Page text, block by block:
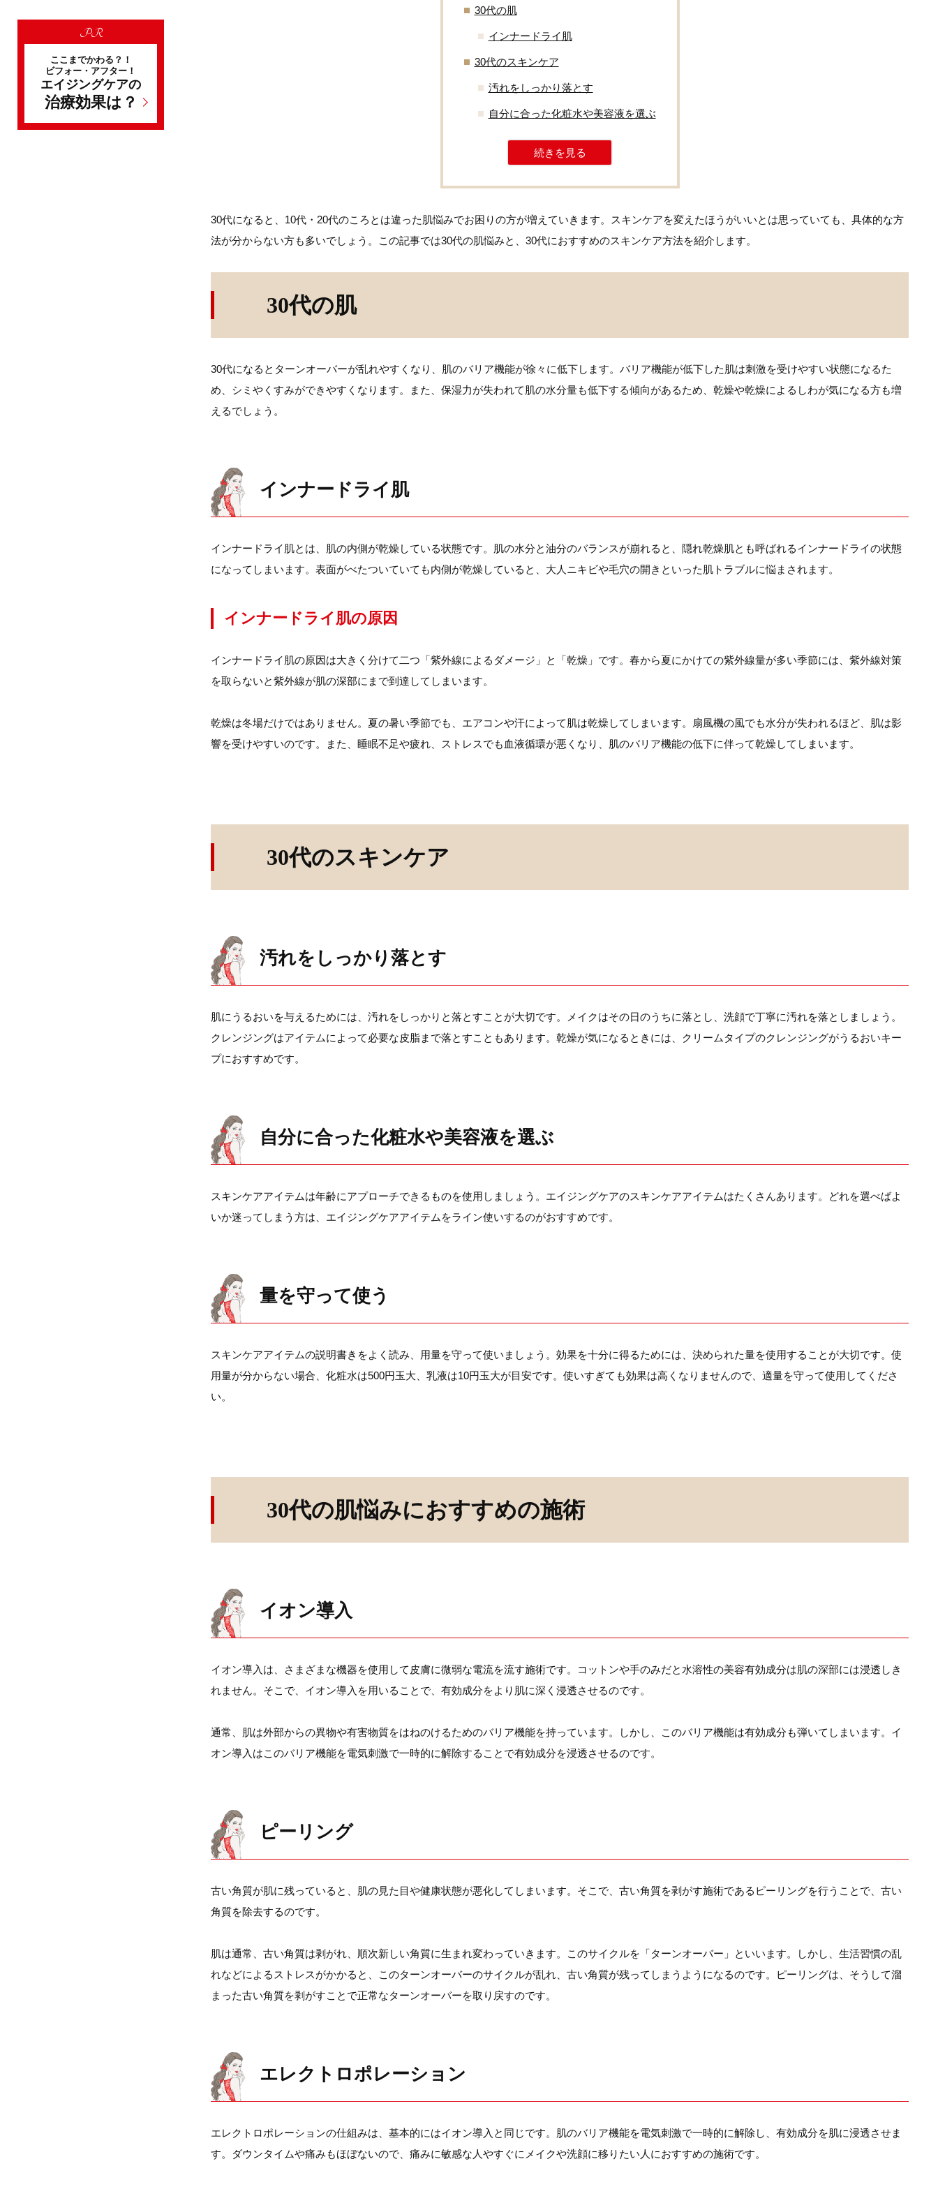
PR
ここまでかわる？！
ビフォー・アフター！
エイジングケアの
治療効果は？
30代の肌
インナードライ肌
30代のスキンケア
汚れをしっかり落とす
自分に合った化粧水や美容液を選ぶ
続きを見る
30代になると、10代・20代のころとは違った肌悩みでお困りの方が増えていきます。スキンケアを変えたほうがいいとは思っていても、具体的な方
法が分からない方も多いでしょう。この記事では30代の肌悩みと、30代におすすめのスキンケア方法を紹介します。
30代の肌
30代になるとターンオーバーが乱れやすくなり、肌のバリア機能が徐々に低下します。バリア機能が低下した肌は刺激を受けやすい状態になるた
め、シミやくすみができやすくなります。また、保湿力が失われて肌の水分量も低下する傾向があるため、乾燥や乾燥によるしわが気になる方も増
えるでしょう。
インナードライ肌
インナードライ肌とは、肌の内側が乾燥している状態です。肌の水分と油分のバランスが崩れると、隠れ乾燥肌とも呼ばれるインナードライの状態
になってしまいます。表面がべたついていても内側が乾燥していると、大人ニキビや毛穴の開きといった肌トラブルに悩まされます。
インナードライ肌の原因
インナードライ肌の原因は大きく分けて二つ「紫外線によるダメージ」と「乾燥」です。春から夏にかけての紫外線量が多い季節には、紫外線対策
を取らないと紫外線が肌の深部にまで到達してしまいます。
乾燥は冬場だけではありません。夏の暑い季節でも、エアコンや汗によって肌は乾燥してしまいます。扇風機の風でも水分が失われるほど、肌は影
響を受けやすいのです。また、睡眠不足や疲れ、ストレスでも血液循環が悪くなり、肌のバリア機能の低下に伴って乾燥してしまいます。
30代のスキンケア
汚れをしっかり落とす
肌にうるおいを与えるためには、汚れをしっかりと落とすことが大切です。メイクはその日のうちに落とし、洗顔で丁寧に汚れを落としましょう。
クレンジングはアイテムによって必要な皮脂まで落とすこともあります。乾燥が気になるときには、クリームタイプのクレンジングがうるおいキー
プにおすすめです。
自分に合った化粧水や美容液を選ぶ
スキンケアアイテムは年齢にアプローチできるものを使用しましょう。エイジングケアのスキンケアアイテムはたくさんあります。どれを選べばよ
いか迷ってしまう方は、エイジングケアアイテムをライン使いするのがおすすめです。
量を守って使う
スキンケアアイテムの説明書きをよく読み、用量を守って使いましょう。効果を十分に得るためには、決められた量を使用することが大切です。使
用量が分からない場合、化粧水は500円玉大、乳液は10円玉大が目安です。使いすぎても効果は高くなりませんので、適量を守って使用してくださ
い。
30代の肌悩みにおすすめの施術
イオン導入
イオン導入は、さまざまな機器を使用して皮膚に微弱な電流を流す施術です。コットンや手のみだと水溶性の美容有効成分は肌の深部には浸透しき
れません。そこで、イオン導入を用いることで、有効成分をより肌に深く浸透させるのです。
通常、肌は外部からの異物や有害物質をはねのけるためのバリア機能を持っています。しかし、このバリア機能は有効成分も弾いてしまいます。イ
オン導入はこのバリア機能を電気刺激で一時的に解除することで有効成分を浸透させるのです。
ピーリング
古い角質が肌に残っていると、肌の見た目や健康状態が悪化してしまいます。そこで、古い角質を剥がす施術であるピーリングを行うことで、古い
角質を除去するのです。
肌は通常、古い角質は剥がれ、順次新しい角質に生まれ変わっていきます。このサイクルを「ターンオーバー」といいます。しかし、生活習慣の乱
れなどによるストレスがかかると、このターンオーバーのサイクルが乱れ、古い角質が残ってしまうようになるのです。ピーリングは、そうして溜
まった古い角質を剥がすことで正常なターンオーバーを取り戻すのです。
エレクトロポレーション
エレクトロポレーションの仕組みは、基本的にはイオン導入と同じです。肌のバリア機能を電気刺激で一時的に解除し、有効成分を肌に浸透させま
す。ダウンタイムや痛みもほぼないので、痛みに敏感な人やすぐにメイクや洗顔に移りたい人におすすめの施術です。